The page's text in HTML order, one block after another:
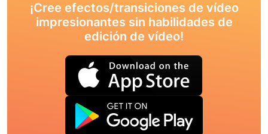
¡Cree efectos/transiciones de vídeo
impresionantes sin habilidades de
edición de vídeo!